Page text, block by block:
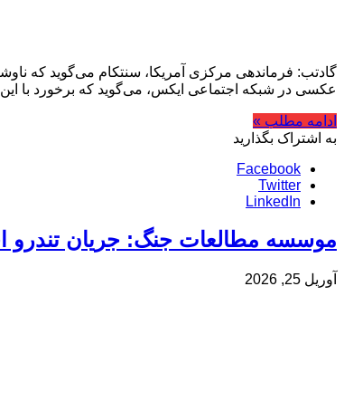
گادتب: فرماندهی مرکزی آمریکا، سنتکام می‌گوید که
عکسی در شبکه اجتماعی ایکس،‌ می‌گوید که برخورد با
ادامه مطلب »
به اشتراک بگذارید
Facebook
Twitter
LinkedIn
موسسه مطالعات جنگ: جریان تندرو
آوریل 25, 2026